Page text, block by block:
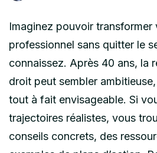
Imaginez pouvoir transformer
professionnel sans quitter le
connaissez. Après 40 ans, la
droit peut sembler
tout à fait envisageable. Si
trajectoires réalistes, vous
conseils concrets, des